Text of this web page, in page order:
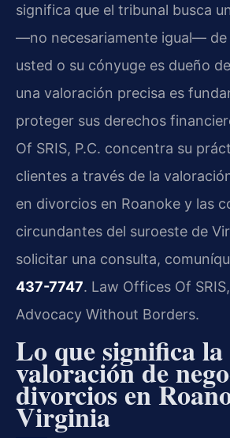
significa que el tribunal busca
—no necesariamente igual— de
usted o su cónyuge es dueño
una valoración precisa es
proteger sus derechos
Of SRIS, P.C. concentra su
clientes a través de la
en divorcios en Roanoke y las
circundantes del suroeste de
solicitar una consulta,
437-7747. Law Offices Of
Advocacy Without Borders.
Lo que significa la
valoración de
divorcios en
Virginia